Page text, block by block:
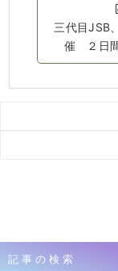
三代目JSB
催 ２日
記事の検索